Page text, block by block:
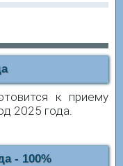
к приему
2025 года.
- 100%